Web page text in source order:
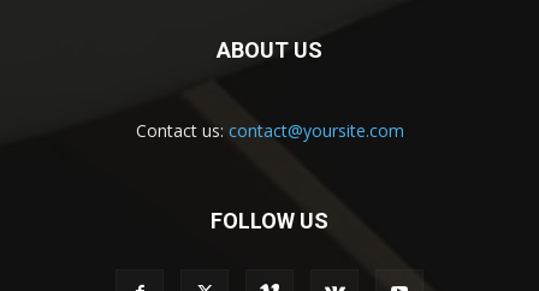
ABOUT US
Contact us: contact@yoursite.com
FOLLOW US